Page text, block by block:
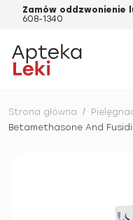
Zamów oddzwonienie
608-1340
Strona główna /
Betamethasone And